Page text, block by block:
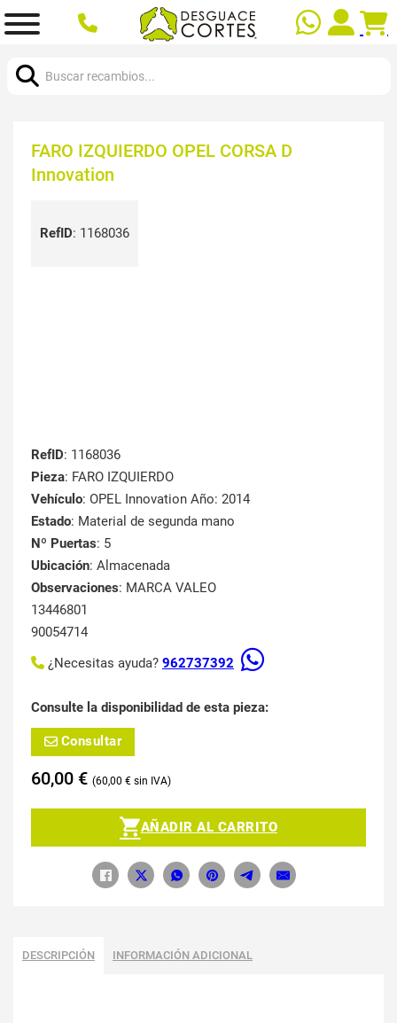
FARO IZQUIERDO OPEL CORSA D
Innovation
RefID: 1168036
RefID: 1168036
Pieza: FARO IZQUIERDO
Vehículo: OPEL Innovation Año: 2014
Estado: Material de segunda mano
Nº Puertas: 5
Ubicación: Almacenada
Observaciones: MARCA VALEO
13446801
90054714
¿Necesitas ayuda? 962737392
Consulte la disponibilidad de esta pieza:
Consultar
60,00 € 60,00 €
AÑADIR AL CARRITO
DESCRIPCIÓN INFORMACIÓN ADICIONAL